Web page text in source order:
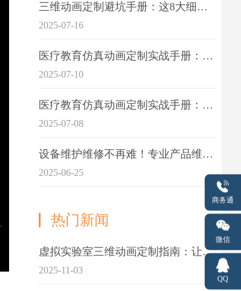
三维动画定制避坑手册：这8大细节重点关注
2025-07-16
医疗教育仿真动画定制实战手册：击破传统医学教育7大痛点
2025-07-10
医疗教育仿真动画定制实战手册：解决传统教学的7大痛点
2025-07-08
设备维护维修不再难！专业产品维护三维动画演示定制指南
2025-06-25
热门新闻
虚拟实验室三维动画定制指南：让科学教学更生动
2025-11-03
商务通
微信
QQ